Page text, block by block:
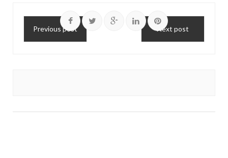
Previous post Next post